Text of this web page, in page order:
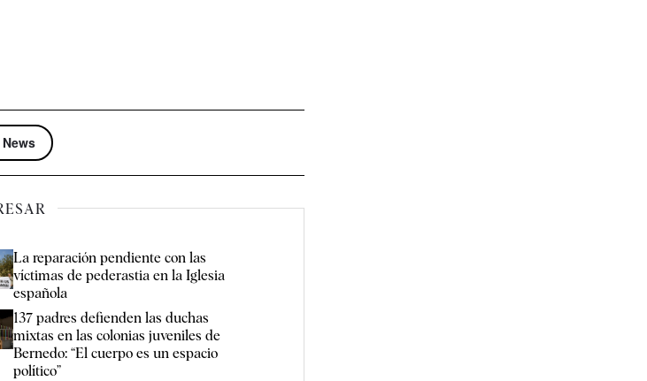
La reparación pendiente con las
víctimas de pederastia en la Iglesia
española
137 padres defienden las duchas
mixtas en las colonias juveniles de
Bernedo: “El cuerpo es un espacio
político”